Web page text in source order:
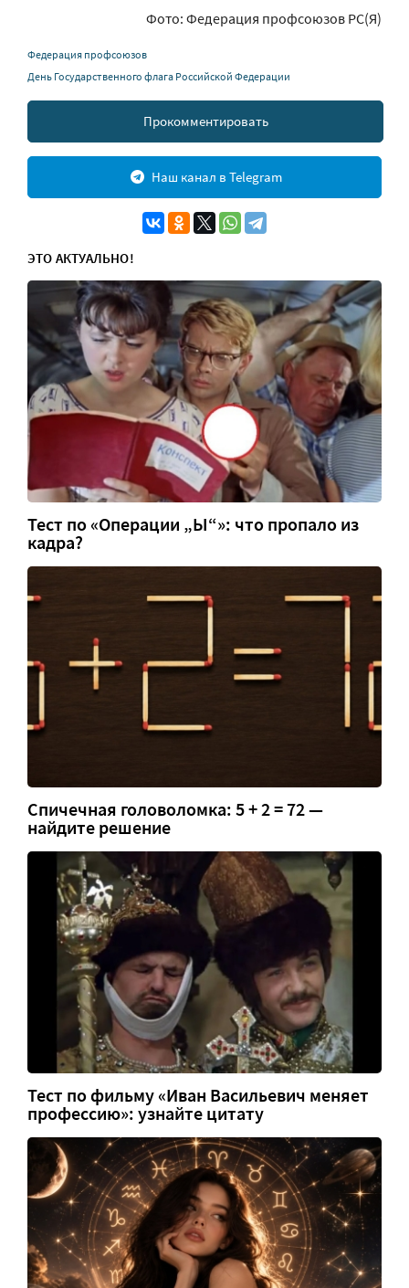
Фото: Федерация профсоюзов РС(Я)
Федерация профсоюзов
День Государственного флага Российской Федерации
Прокомментировать
Наш канал в Telegram
ЭТО АКТУАЛЬНО!
Тест по «Операции „Ы“»: что пропало из
кадра?
Спичечная головоломка: 5 + 2 = 72 —
найдите решение
Тест по фильму «Иван Васильевич меняет
профессию»: узнайте цитату